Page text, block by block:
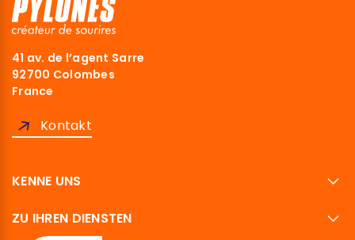
41 av. de l’agent Sarre
92700 Colombes
France
Kontakt
KENNE UNS
ZU IHREN DIENSTEN